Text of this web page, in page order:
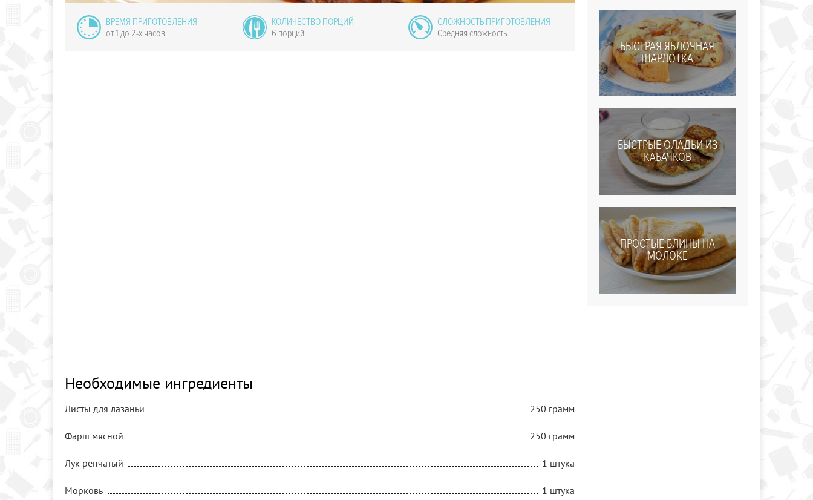
ВРЕМЯ ПРИГОТОВЛЕНИЯ
от 1 до 2-х часов
КОЛИЧЕСТВО ПОРЦИЙ
6 порций
СЛОЖНОСТЬ ПРИГОТОВЛЕНИЯ
Средняя сложность
Необходимые ингредиенты
Листы для лазаньи 250 грамм
Фарш мясной 250 грамм
Лук репчатый 1 штука
Морковь 1 штука
БЫСТРАЯ ЯБЛОЧНАЯ
ШАРЛОТКА
БЫСТРЫЕ ОЛАДЬИ ИЗ
КАБАЧКОВ
ПРОСТЫЕ БЛИНЫ НА
МОЛОКЕ